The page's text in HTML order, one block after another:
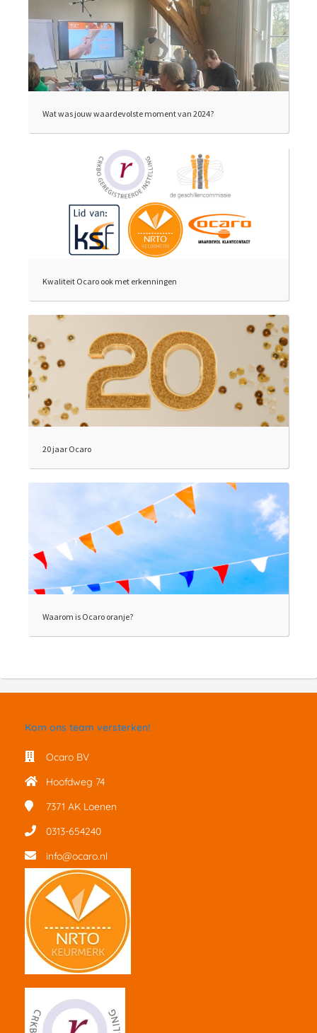
Wat was jouw waardevolste moment van 2024?
Kwaliteit Ocaro ook met erkenningen
20 jaar Ocaro
Waarom is Ocaro oranje?
Kom ons team versterken!
Ocaro BV
Hoofdweg 74
7371 AK Loenen
0313-654240
info@ocaro.nl